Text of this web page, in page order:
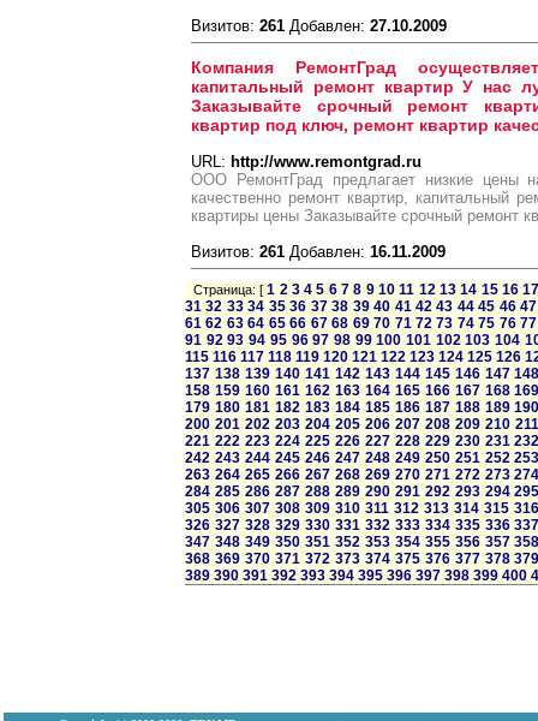
Визитов: 261 Добавлен: 27.10.2009
Компания РемонтГрад
капитальный ремонт квартир У нас
Заказывайте срочный ремонт
квартир под ключ, ремонт квартир
URL: http://www.remontgrad.ru
ООО РемонтГрад предлагает низкие цены
качественно ремонт квартир, капитальный
квартиры цены Заказывайте срочный ремонт
Визитов: 261 Добавлен: 16.11.2009
Страница: [1 2 3 4 5 6 7 8 9 10 11 12 13 14 15 16
31 32 33 34 35 36 37 38 39 40 41 42 43 44 45 46 47
61 62 63 64 65 66 67 68 69 70 71 72 73 74 75 76 77
91 92 93 94 95 96 97 98 99 100 101 102 103 104
115 116 117 118 119 120 121 122 123 124 125 126
137 138 139 140 141 142 143 144 145 146 147
158 159 160 161 162 163 164 165 166 167 168
179 180 181 182 183 184 185 186 187 188 189
200 201 202 203 204 205 206 207 208 209 210 211
221 222 223 224 225 226 227 228 229 230 231
242 243 244 245 246 247 248 249 250 251 252
263 264 265 266 267 268 269 270 271 272 273
284 285 286 287 288 289 290 291 292 293 294
305 306 307 308 309 310 311 312 313 314 315 316
326 327 328 329 330 331 332 333 334 335 336
347 348 349 350 351 352 353 354 355 356 357
368 369 370 371 372 373 374 375 376 377 378
389 390 391 392 393 394 395 396 397 398 399 400